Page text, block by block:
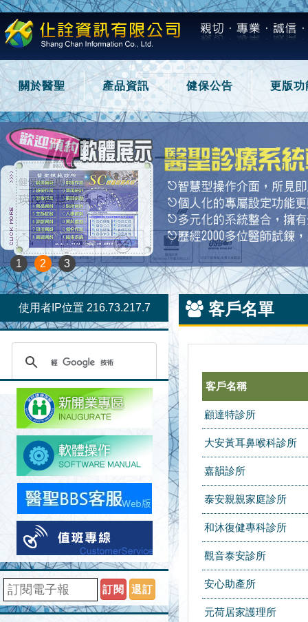
關於醫聖 產品資訊 健保公告 更版功
1 2 3
使用者IP位置 216.73.217.7
訂閱 退訂
客戶名單
客戶名稱
顧達特診所
大安黃耳鼻喉科診所
嘉韻診所
泰安親親家庭診所
和沐復健專科診所
觀音泰安診所
安心助產所
元荷居家護理所